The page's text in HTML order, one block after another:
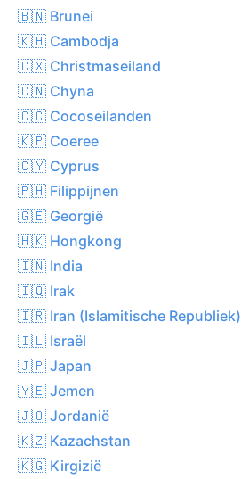
🇧🇳 Brunei
🇰🇭 Cambodja
🇨🇽 Christmaseiland
🇨🇳 Chyna
🇨🇨 Cocoseilanden
🇰🇵 Coeree
🇨🇾 Cyprus
🇵🇭 Filippijnen
🇬🇪 Georgië
🇭🇰 Hongkong
🇮🇳 India
🇮🇶 Irak
🇮🇷 Iran (Islamitische Republiek)
🇮🇱 Israël
🇯🇵 Japan
🇾🇪 Jemen
🇯🇴 Jordanië
🇰🇿 Kazachstan
🇰🇬 Kirgizië